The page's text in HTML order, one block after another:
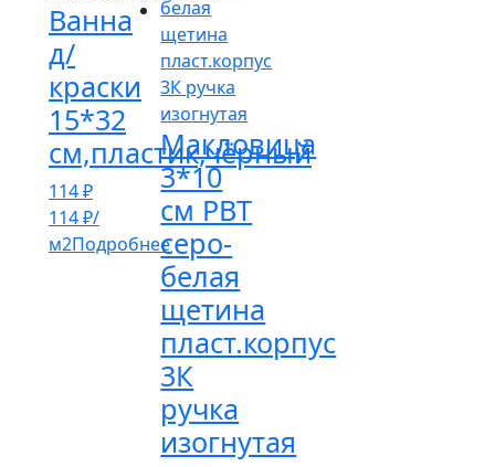
Ванна
д/
краски
15*32
см,пластик,чёрный
114₽
114₽/
м2Подробнее
Макловица
3*10
см РВТ
серо-
белая
щетина
пласт.корпус
3К
ручка
изогнутая